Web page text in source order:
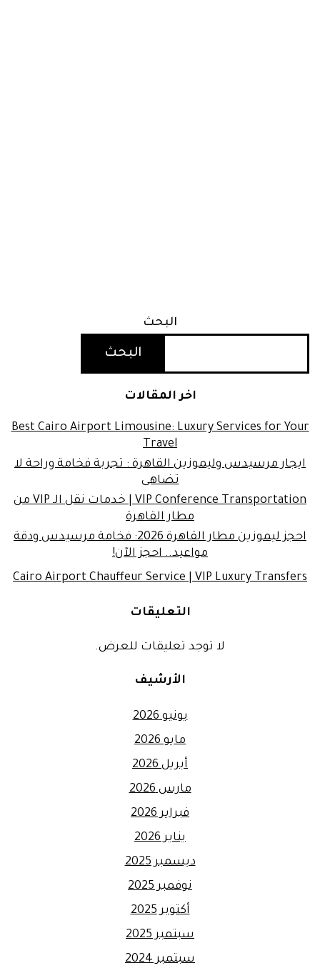
البحث
البحث
اخر المقالات
Best Cairo Airport Limousine: Luxury Services for Your
Travel
ايجار مرسيدس وليموزين القاهرة : تجربة فخامة وراحة لا
تضاهى
VIP Conference Transportation | خدمات نقل الـ VIP من
مطار القاهرة
احجز ليموزين مطار القاهرة 2026: فخامة مرسيدس ودقة
مواعيد.. احجز الآن!
Cairo Airport Chauffeur Service | VIP Luxury Transfers
التعليقات
لا توجد تعليقات للعرض.
الأرشيف
يونيو 2026
مايو 2026
أبريل 2026
مارس 2026
فبراير 2026
يناير 2026
ديسمبر 2025
نوفمبر 2025
أكتوبر 2025
سبتمبر 2025
سبتمبر 2024